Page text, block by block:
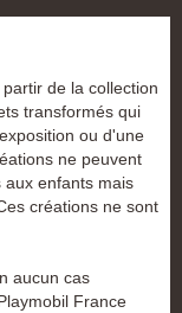
de la collection
transformés qui
ou d'une
ne peuvent
aux enfants mais
créations ne sont
aucun cas
France